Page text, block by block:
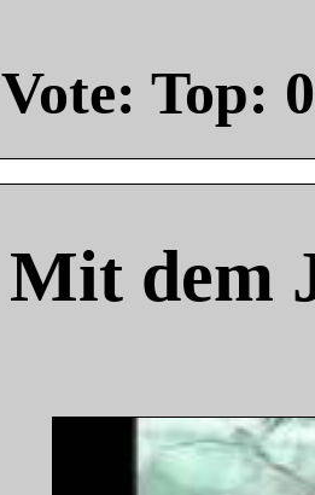
Vote: Top: 0
Mit dem